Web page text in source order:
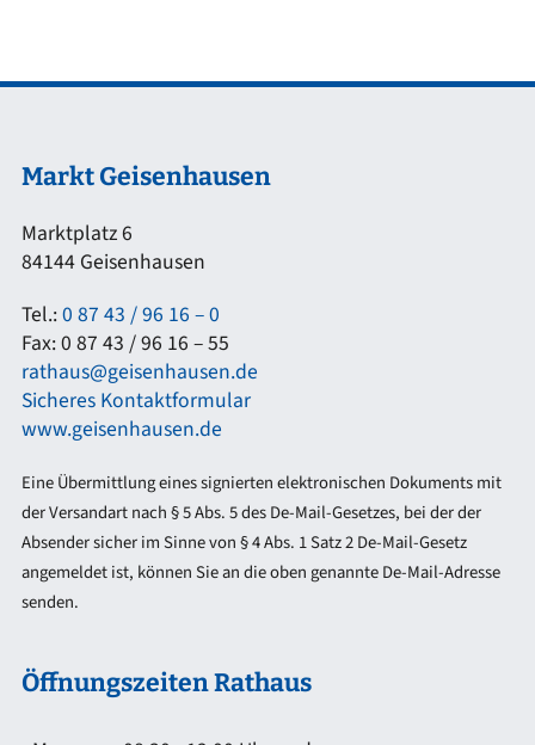
Markt Geisenhausen
Marktplatz 6
84144 Geisenhausen
Tel.:0 87 43 / 96 16 – 0
Fax: 0 87 43 / 96 16 – 55
rathaus@geisenhausen.de
Sicheres Kontaktformular
www.geisenhausen.de
Eine Übermittlung eines signierten elektronischen Dokuments mit
der Versandart nach § 5 Abs. 5 des De-Mail-Gesetzes, bei der der
Absender sicher im Sinne von § 4 Abs. 1 Satz 2 De-Mail-Gesetz
angemeldet ist, können Sie an die oben genannte De-Mail-Adresse
senden.
Öffnungszeiten Rathaus